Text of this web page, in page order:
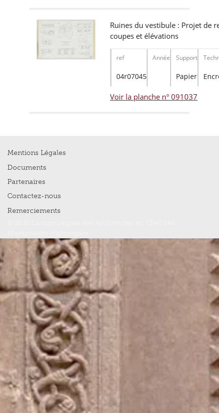
Ruines du vestibule : Projet de
coupes et élévations
ref Année Support
04r07045 Papier
Voir la planche n° 091037
Mentions Légales
Documents
Partenaires
Contactez-nous
Remerciements